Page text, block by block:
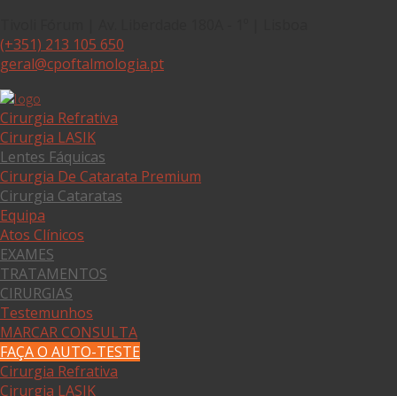
(+351) 213 105 650
geral@cpoftalmologia.pt
Cirurgia Refrativa
Cirurgia LASIK
Lentes Fáquicas
Cirurgia De Catarata Premium
Cirurgia Cataratas
Equipa
Atos Clínicos
EXAMES
TRATAMENTOS
CIRURGIAS
Testemunhos
MARCAR CONSULTA
FAÇA O AUTO-TESTE
Cirurgia Refrativa
Cirurgia LASIK